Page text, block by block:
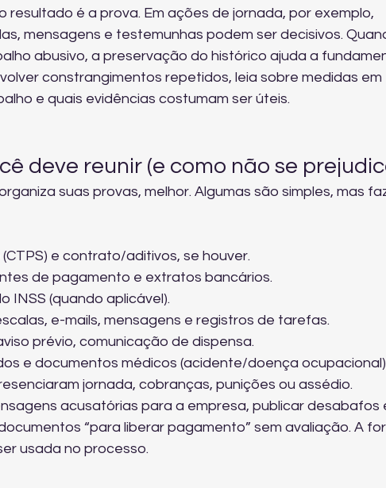
resultado é a prova. Em ações de jornada, por exemplo,
mensagens e testemunhas podem ser decisivos.
abusivo, a preservação do histórico ajuda a
constrangimentos repetidos, leia sobre medidas em
e quais evidências costumam ser úteis.
deve reunir (e como não se
suas provas, melhor. Algumas são simples, mas
e contrato/aditivos, se houver.
de pagamento e extratos bancários.
INSS (quando aplicável).
e-mails, mensagens e registros de tarefas.
prévio, comunicação de dispensa.
e documentos médicos (acidente/doença
jornada, cobranças, punições ou assédio.
acusatórias para a empresa, publicar desabafos
“para liberar pagamento” sem avaliação. A
usada no processo.